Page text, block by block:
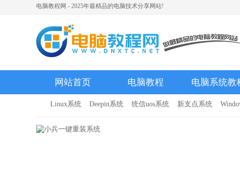
电脑教程网 - 2025年最精品的电脑技术分享网站!
网站首页 电脑教程 电脑系统教
Linux系统 Deepin系统 统信uos系统 新支点系统